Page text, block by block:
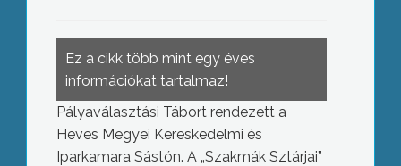
Ez a cikk több mint egy éves
információkat tartalmaz!
Pályaválasztási Tábort rendezett a
Heves Megyei Kereskedelmi és
Iparkamara Sástón. A „Szakmák Sztárjai”